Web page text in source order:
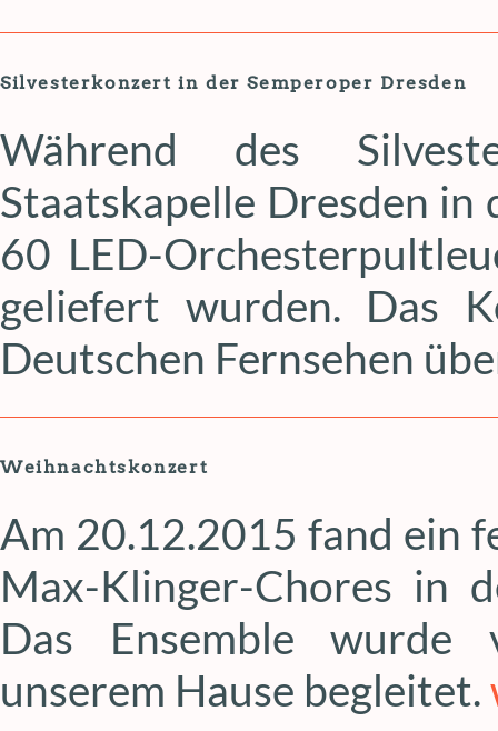
Silvesterkonzert in der Semperoper Dresden
Während des
Staatskapelle Dresden
60 LED-
geliefert wurden. Das
Deutschen Fernsehen
Weihnachtskonzert
Am 20.12.2015 fand ein
Max-Klinger-Chores in
Das Ensemble wurde
unserem Hause begleitet.